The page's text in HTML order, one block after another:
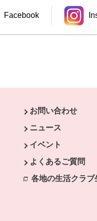
Facebook
ィンドウで開きます。
別のウィ
ドウで開きます。
お問い合わせ
ニュース
イベント
よくあるご質問
各地の生活クラブ